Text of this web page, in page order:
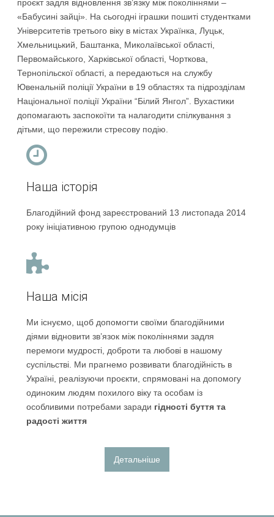
проєкт задля відновлення зв’язку між поколіннями –
«Бабусині зайці». На сьогодні іграшки пошиті студентками
Університетів третього віку в містах Українка, Луцьк,
Хмельницький, Баштанка, Миколаївської області,
Первомайського, Харківської області, Чорткова,
Тернопільскої області, а передаються на службу
Ювенальній поліції України в 19 областях та підрозділам
Національної поліції України “Білий Янгол”. Вухастики
допомагають заспокоїти та налагодити спілкування з
дітьми, що пережили стресову подію.
Наша історія
Благодійний фонд зареєстрований 13 листопада 2014
року ініціативною групою однодумців
Наша місія
Ми існуємо, щоб допомогти своїми благодійними
діями відновити зв’язок між поколіннями задля
перемоги мудрості, доброти та любові в нашому
суспільстві. Ми прагнемо розвивати благодійність в
Україні, реалізуючи проєкти, спрямовані на допомогу
одиноким людям похилого віку та особам із
особливими потребами заради гідності буття та
радості життя
Детальніше